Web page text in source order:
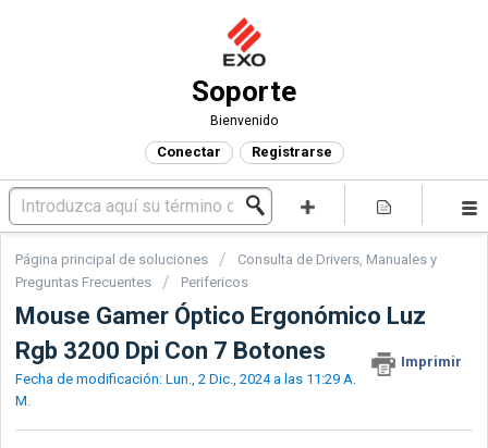
Soporte
Bienvenido
Conectar Registrarse
Página principal de soluciones
Consulta de Drivers, Manuales y
Preguntas Frecuentes
Perifericos
Mouse Gamer Óptico Ergonómico Luz
Rgb 3200 Dpi Con 7 Botones
Imprimir
Fecha de modificación: Lun., 2 Dic., 2024 a las 11:29 A.
M.